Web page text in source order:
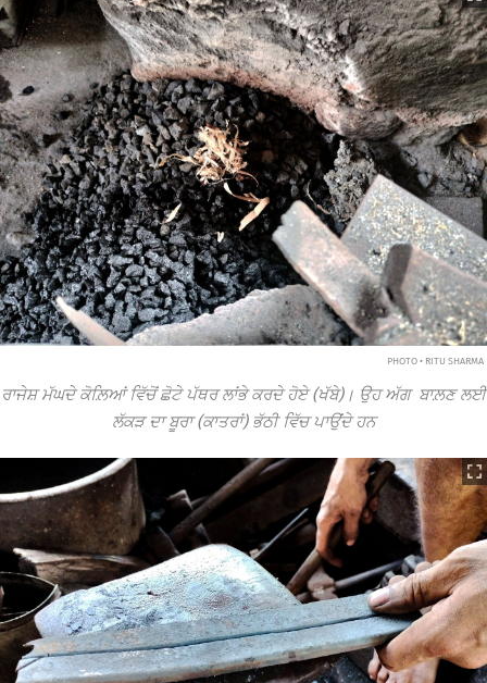
PHOTO • RITU SHARMA
ਰਾਜੇਸ਼ ਮੱਘਦੇ ਕੋਲ਼ਿਆਂ ਵਿੱਚੋਂ ਛੋਟੇ ਪੱਥਰ ਲਾਂਭੇ ਕਰਦੇ ਹੋਏ (ਖੱਬੇ)। ਉਹ ਅੱਗ ਬਾਲ਼ਣ ਲਈ
ਲੱਕੜ ਦਾ ਬੂਰਾ (ਕਾਤਰਾਂ) ਭੱਠੀ ਵਿੱਚ ਪਾਉਂਦੇ ਹਨ